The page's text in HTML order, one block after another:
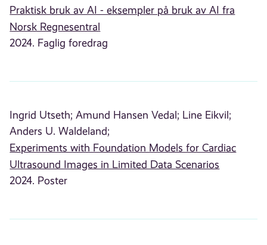
Praktisk bruk av AI - eksempler på bruk av AI fra
Norsk Regnesentral
2024. Faglig foredrag
Ingrid Utseth; Amund Hansen Vedal; Line Eikvil;
Anders U. Waldeland;
Experiments with Foundation Models for Cardiac
Ultrasound Images in Limited Data Scenarios
2024. Poster